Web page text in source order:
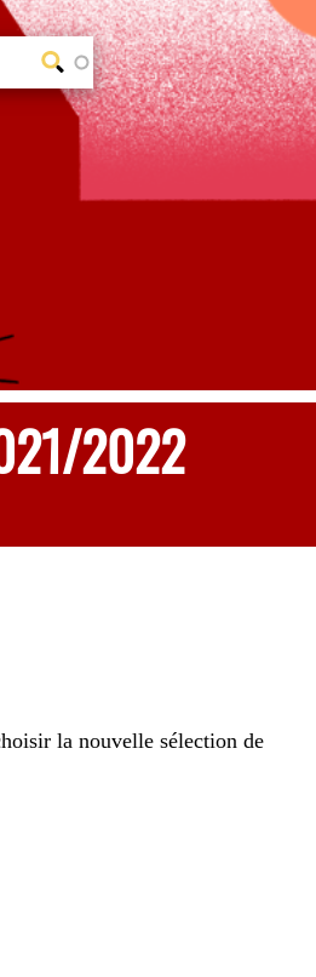
2022
la nouvelle sélection de